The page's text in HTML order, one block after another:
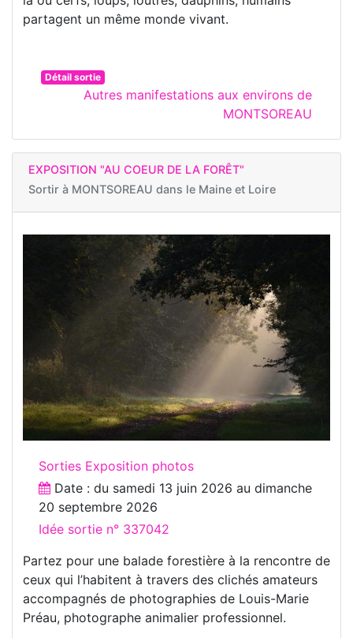
partagent un même monde vivant.
Détail sortie
Autres manifestations aux environs de
MONTSOREAU
EXPOSITION "AU COEUR DE LA FORÊT"
Sortir à MONTSOREAU dans le Maine et Loire
Sorties Exposition photos
Date : du samedi 13 juin 2026 au dimanche
20 septembre 2026
Idée sortie n° 337042
Partez pour une balade forestière à la rencontre de
ceux qui l’habitent à travers des clichés amateurs
accompagnés de photographies de Louis-Marie
Préau, photographe animalier professionnel.